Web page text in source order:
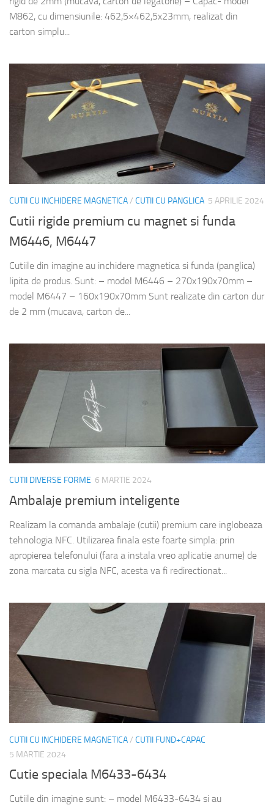
M862, cu dimensiunile: 462,5×462,5x23mm, realizat din
carton simplu...
CUTII CU INCHIDERE MAGNETICA/ CUTII CU PANGLICA 5 APRILIE 2024
Cutii rigide premium cu magnet si funda
M6446, M6447
Cutiile din imagine au inchidere magnetica si funda (panglica)
lipita de produs. Sunt: – model M6446 – 270x190x70mm –
model M6447 – 160x190x70mm Sunt realizate din carton dur
de 2 mm (mucava, carton de...
CUTII DIVERSE FORME 6 MARTIE 2024
Ambalaje premium inteligente
Realizam la comanda ambalaje (cutii) premium care inglobeaza
tehnologia NFC. Utilizarea finala este foarte simpla: prin
apropierea telefonului (fara a instala vreo aplicatie anume) de
zona marcata cu sigla NFC, acesta va fi redirectionat...
CUTII CU INCHIDERE MAGNETICA/ CUTII FUND+CAPAC
5 MARTIE 2024
Cutie speciala M6433-6434
Cutiile din imagine sunt: – model M6433-6434 si au